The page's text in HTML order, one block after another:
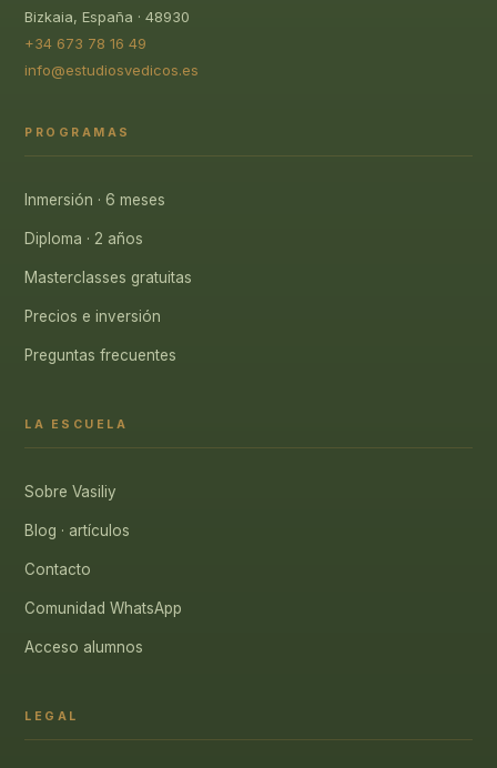
Bizkaia, España · 48930
+34 673 78 16 49
info@estudiosvedicos.es
PROGRAMAS
Inmersión · 6 meses
Diploma · 2 años
Masterclasses gratuitas
Precios e inversión
Preguntas frecuentes
LA ESCUELA
Sobre Vasiliy
Blog · artículos
Contacto
Comunidad WhatsApp
Acceso alumnos
LEGAL